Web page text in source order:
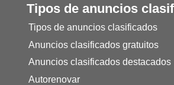
Tipos de anuncios
Tipos de anuncios clasificados
Anuncios clasificados gratuitos
Anuncios clasificados destacados
Autorenovar